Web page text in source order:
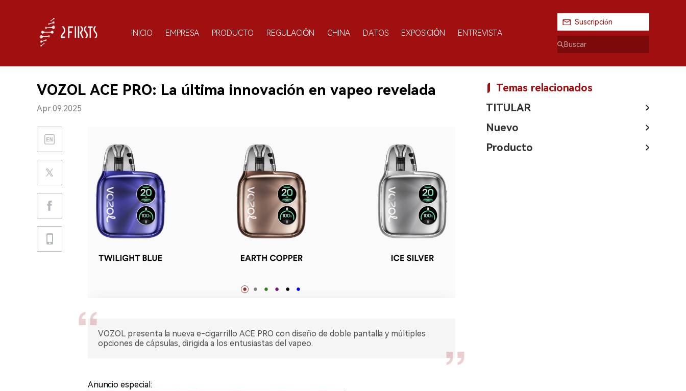
INICIO EMPRESA PRODUCTO REGULACIÓN CHINA DATOS EXPOSICIÓN ENTREVISTA
Suscripción
VOZOL ACE PRO: La última innovación en vapeo revelada
Apr.09.2025
VOZOL presenta la nueva e-cigarrillo ACE PRO con diseño de doble pantalla y múltiples
opciones de cápsulas, dirigida a los entusiastas del vapeo.
Anuncio especial:
Temas relacionados
TITULAR
Nuevo
Producto